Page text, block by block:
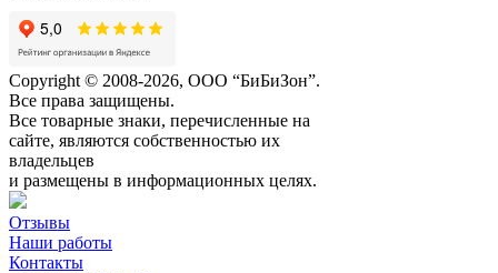
Copyright © 2008-2026, ООО “БиБиЗон”.
Все права защищены.
Все товарные знаки, перечисленные на
сайте, являются собственностью их
владельцев
и размещены в информационных целях.
Отзывы
Наши работы
Контакты